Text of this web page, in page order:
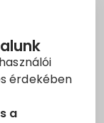
érdekében
a